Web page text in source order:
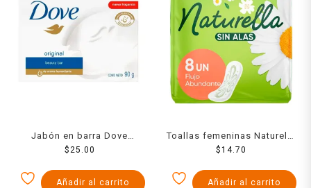
Jabón en barra Dove
original en barra 90 g
$ 25.00
Añadir al carrito
Toallas femeninas Naturella
regulares flujo abundante
$14.70
Añadir al carrito